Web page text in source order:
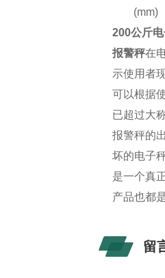
(mm)
200公斤
报警秤在
示使用者
可以根据
已超过大
报警秤的
坏的电子
是一个真
产品也都
留